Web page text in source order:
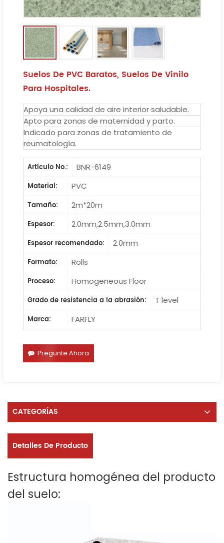
Suelos De PVC Baratos, Suelos De Vinilo
Para Hospitales.
Apoya una calidad de aire interior saludable.
Apto para zonas de maternidad y parto.
Indicado para zonas de tratamiento de
reumatología.
Artículo No.:
BNR-6149
Material:
PVC
Tamaño:
2m*20m
Espesor:
2.0mm,2.5mm,3.0mm
Espesor recomendado:
2.0mm
Formato:
Rolls
Proceso:
Homogeneous Floor
Grado de resistencia a la abrasión:
T level
Marca:
FARFLY
Pregunte Ahora
CATEGORÍAS
Detalles De Producto
Estructura homogénea del producto
del suelo: